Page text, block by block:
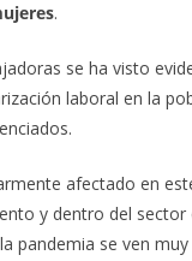
.
se ha visto
laboral en la
afectado en
y dentro del
pandemia se ven